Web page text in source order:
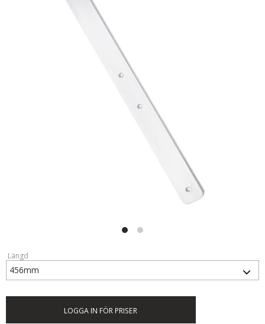
Längd
LOGGA IN FÖR PRISER